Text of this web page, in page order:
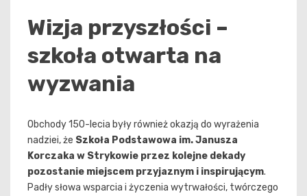
Wizja przyszłości –
szkoła otwarta na
wyzwania
Obchody 150-lecia były również okazją do wyrażenia
nadziei, że Szkoła Podstawowa im. Janusza
Korczaka w Strykowie przez kolejne dekady
pozostanie miejscem przyjaznym i inspirującym.
Padły słowa wsparcia i życzenia wytrwałości, twórczego